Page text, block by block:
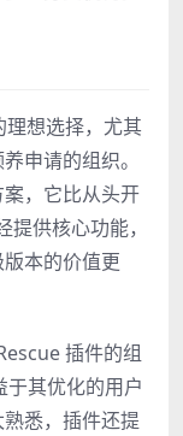
想选择，尤其
申请的组织。
，它比从头开
供核心功能，
本的价值更
插件的组
其优化的用户
悉，插件还提